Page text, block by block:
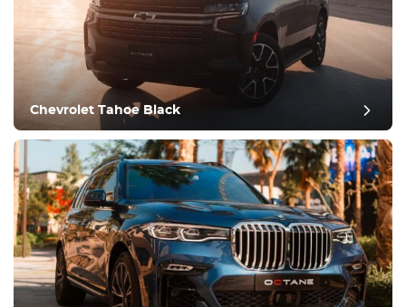
Ekipman
Konforlu
İklim Kontrolü
Durum
Chevrolet Tahoe Black